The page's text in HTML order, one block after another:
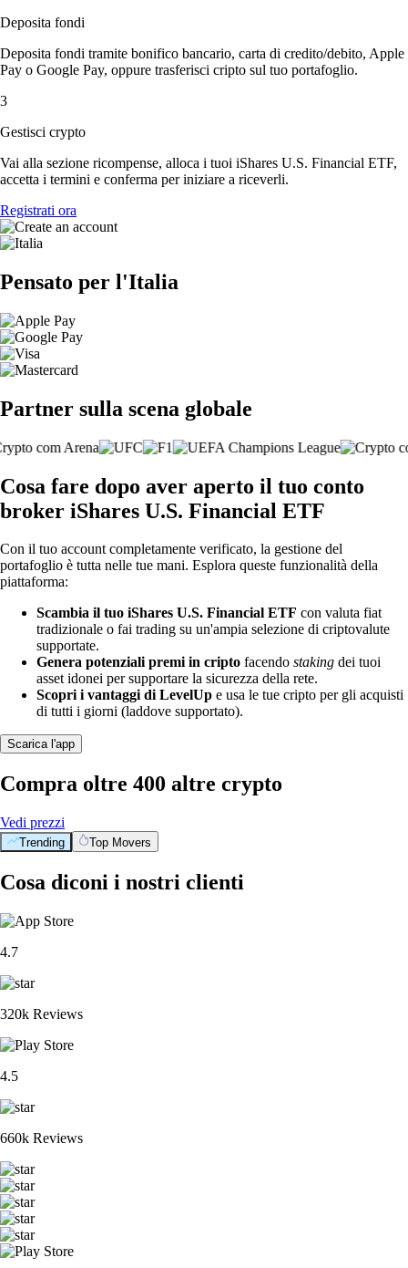
Deposita fondi
Deposita fondi tramite bonifico bancario, carta di credito/debito, Apple
Pay o Google Pay, oppure trasferisci cripto sul tuo portafoglio.
3
Gestisci crypto
Vai alla sezione ricompense, alloca i tuoi iShares U.S. Financial ETF,
accetta i termini e conferma per iniziare a riceverli.
Registrati ora
Pensato per l'Italia
Partner sulla scena globale
Cosa fare dopo aver aperto il tuo conto
broker iShares U.S. Financial ETF
Con il tuo account completamente verificato, la gestione del
portafoglio è tutta nelle tue mani. Esplora queste funzionalità della
piattaforma:
Scambia il tuo iShares U.S. Financial ETF con valuta fiat
tradizionale o fai trading su un'ampia selezione di criptovalute
supportate.
Genera potenziali premi in cripto facendo staking dei tuoi
asset idonei per supportare la sicurezza della rete.
Scopri i vantaggi di LevelUp e usa le tue cripto per gli acquisti
di tutti i giorni (laddove supportato).
Scarica l'app
Compra oltre 400 altre crypto
Vedi prezzi
Trending Top Movers
Cosa diconi i nostri clienti
4.7
320k Reviews
4.5
660k Reviews